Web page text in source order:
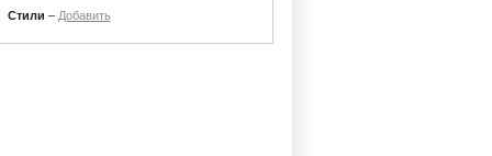
Стили – Добавить